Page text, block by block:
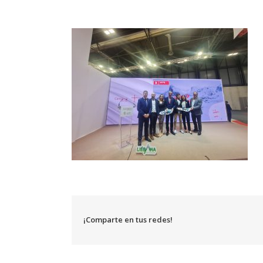
¡Comparte en tus redes!